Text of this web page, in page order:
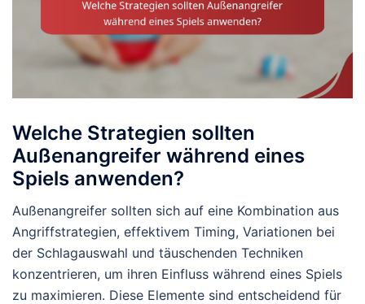
Welche Strategien sollten
Außenangreifer während eines
Spiels anwenden?
Außenangreifer sollten sich auf eine Kombination aus
Angriffstrategien, effektivem Timing, Variationen bei
der Schlagauswahl und täuschenden Techniken
konzentrieren, um ihren Einfluss während eines Spiels
zu maximieren. Diese Elemente sind entscheidend für